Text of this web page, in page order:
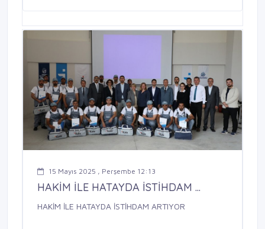
15 Mayıs 2025 , Perşembe 12:13
HAKİM İLE HATAYDA İSTİHDAM ...
HAKİM İLE HATAYDA İSTİHDAM ARTIYOR